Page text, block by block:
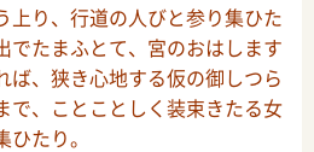
上り、行道の人びと参り集ひた
でたまふとて、宮のおはします
ば、狭き心地する仮の御しつら
で、ことことしく装束きたる女
たり。